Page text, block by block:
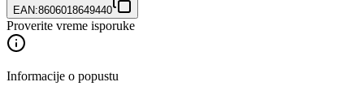
EAN:8606018649440
Proverite vreme isporuke
Informacije o popustu